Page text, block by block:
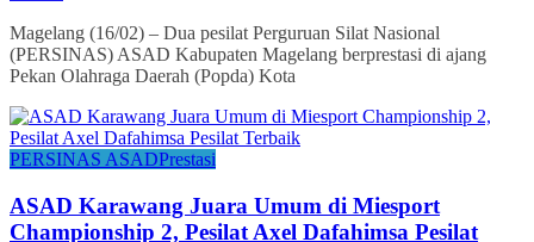
Magelang (16/02) – Dua pesilat Perguruan Silat Nasional
(PERSINAS) ASAD Kabupaten Magelang berprestasi di ajang
Pekan Olahraga Daerah (Popda) Kota
PERSINAS ASADPrestasi
ASAD Karawang Juara Umum di Miesport
Championship 2, Pesilat Axel Dafahimsa Pesilat